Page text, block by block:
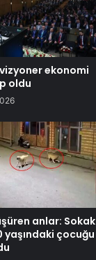
vizyoner ekonomi
oldu
anlar: Sokak
yaşındaki çocuğu